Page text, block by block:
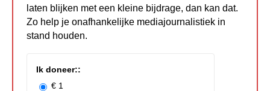
laten blijken met een kleine bijdrage, dan kan dat.
Zo help je onafhankelijke mediajournalistiek in
stand houden.
Ik doneer::
€ 1